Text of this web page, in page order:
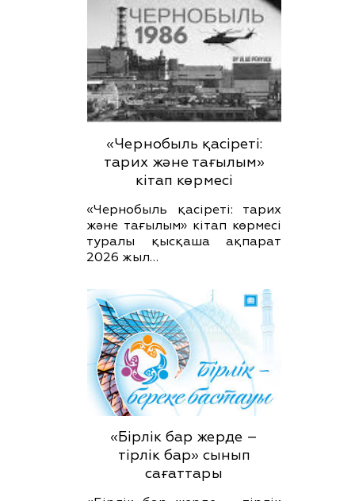
«Чернобыль қасіреті:
тарих және тағылым»
кітап көрмесі
«Чернобыль қасіреті: тарих
және тағылым» кітап көрмесі
туралы қысқаша ақпарат
2026 жыл…
«Бірлік бар жерде –
тірлік бар» сынып
сағаттары